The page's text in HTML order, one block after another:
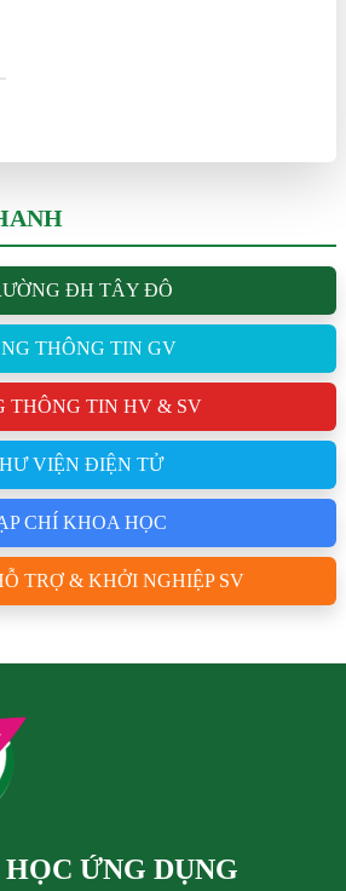
ĐH TÂY ĐÔ
THÔNG TIN GV
THÔNG TIN HV & SV
VIỆN ĐIỆN TỬ
CHÍ KHOA HỌC
TRỢ & KHỞI NGHIỆP SV
ỨNG DỤNG